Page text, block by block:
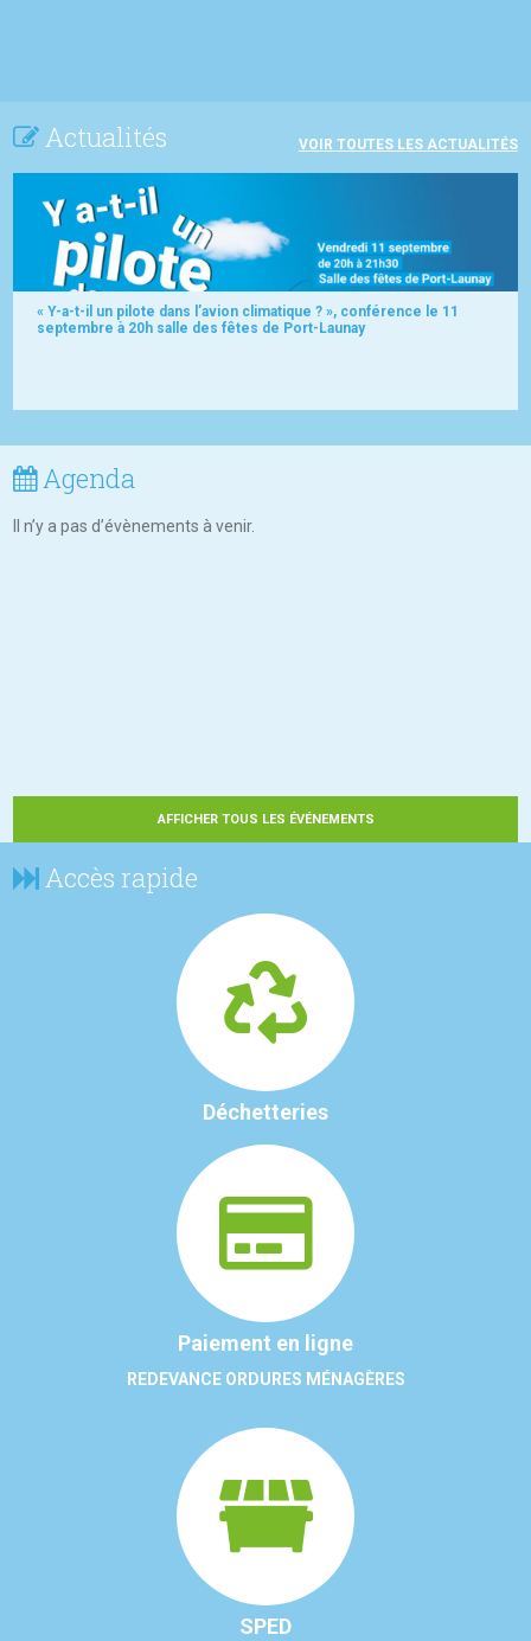
Actualités VOIR TOUTES LES ACTUALITÉS
« Y-a-t-il un pilote dans l’avion climatique ? », conférence le 11
septembre à 20h salle des fêtes de Port-Launay
Agenda
Il n’y a pas d’évènements à venir.
AFFICHER TOUS LES ÉVÉNEMENTS
Accès rapide
Déchetteries
Paiement en ligne
REDEVANCE ORDURES MÉNAGÈRES
SPED